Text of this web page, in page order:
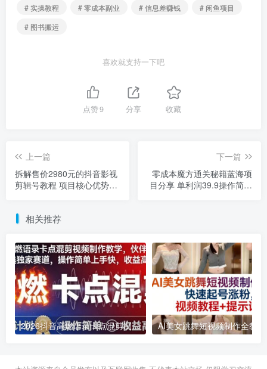
# 实操教程
# 零成本副业 # 信息差赚钱
# 闲鱼项目
# 图书搬运
喜欢就支持一下吧
点赞9 分享 收藏
上一篇
拆解售价2980元的抖音影视
剪辑号教程 项目核心优势解
下一篇
零成本魔方通关秘籍蓝海项
目分享 单利润39.9操作简单
相关推荐
2026抖音高燃语录卡点混剪制作教学 伙伴计划低门槛增收教程
2026年03月11日 2026年03月28日